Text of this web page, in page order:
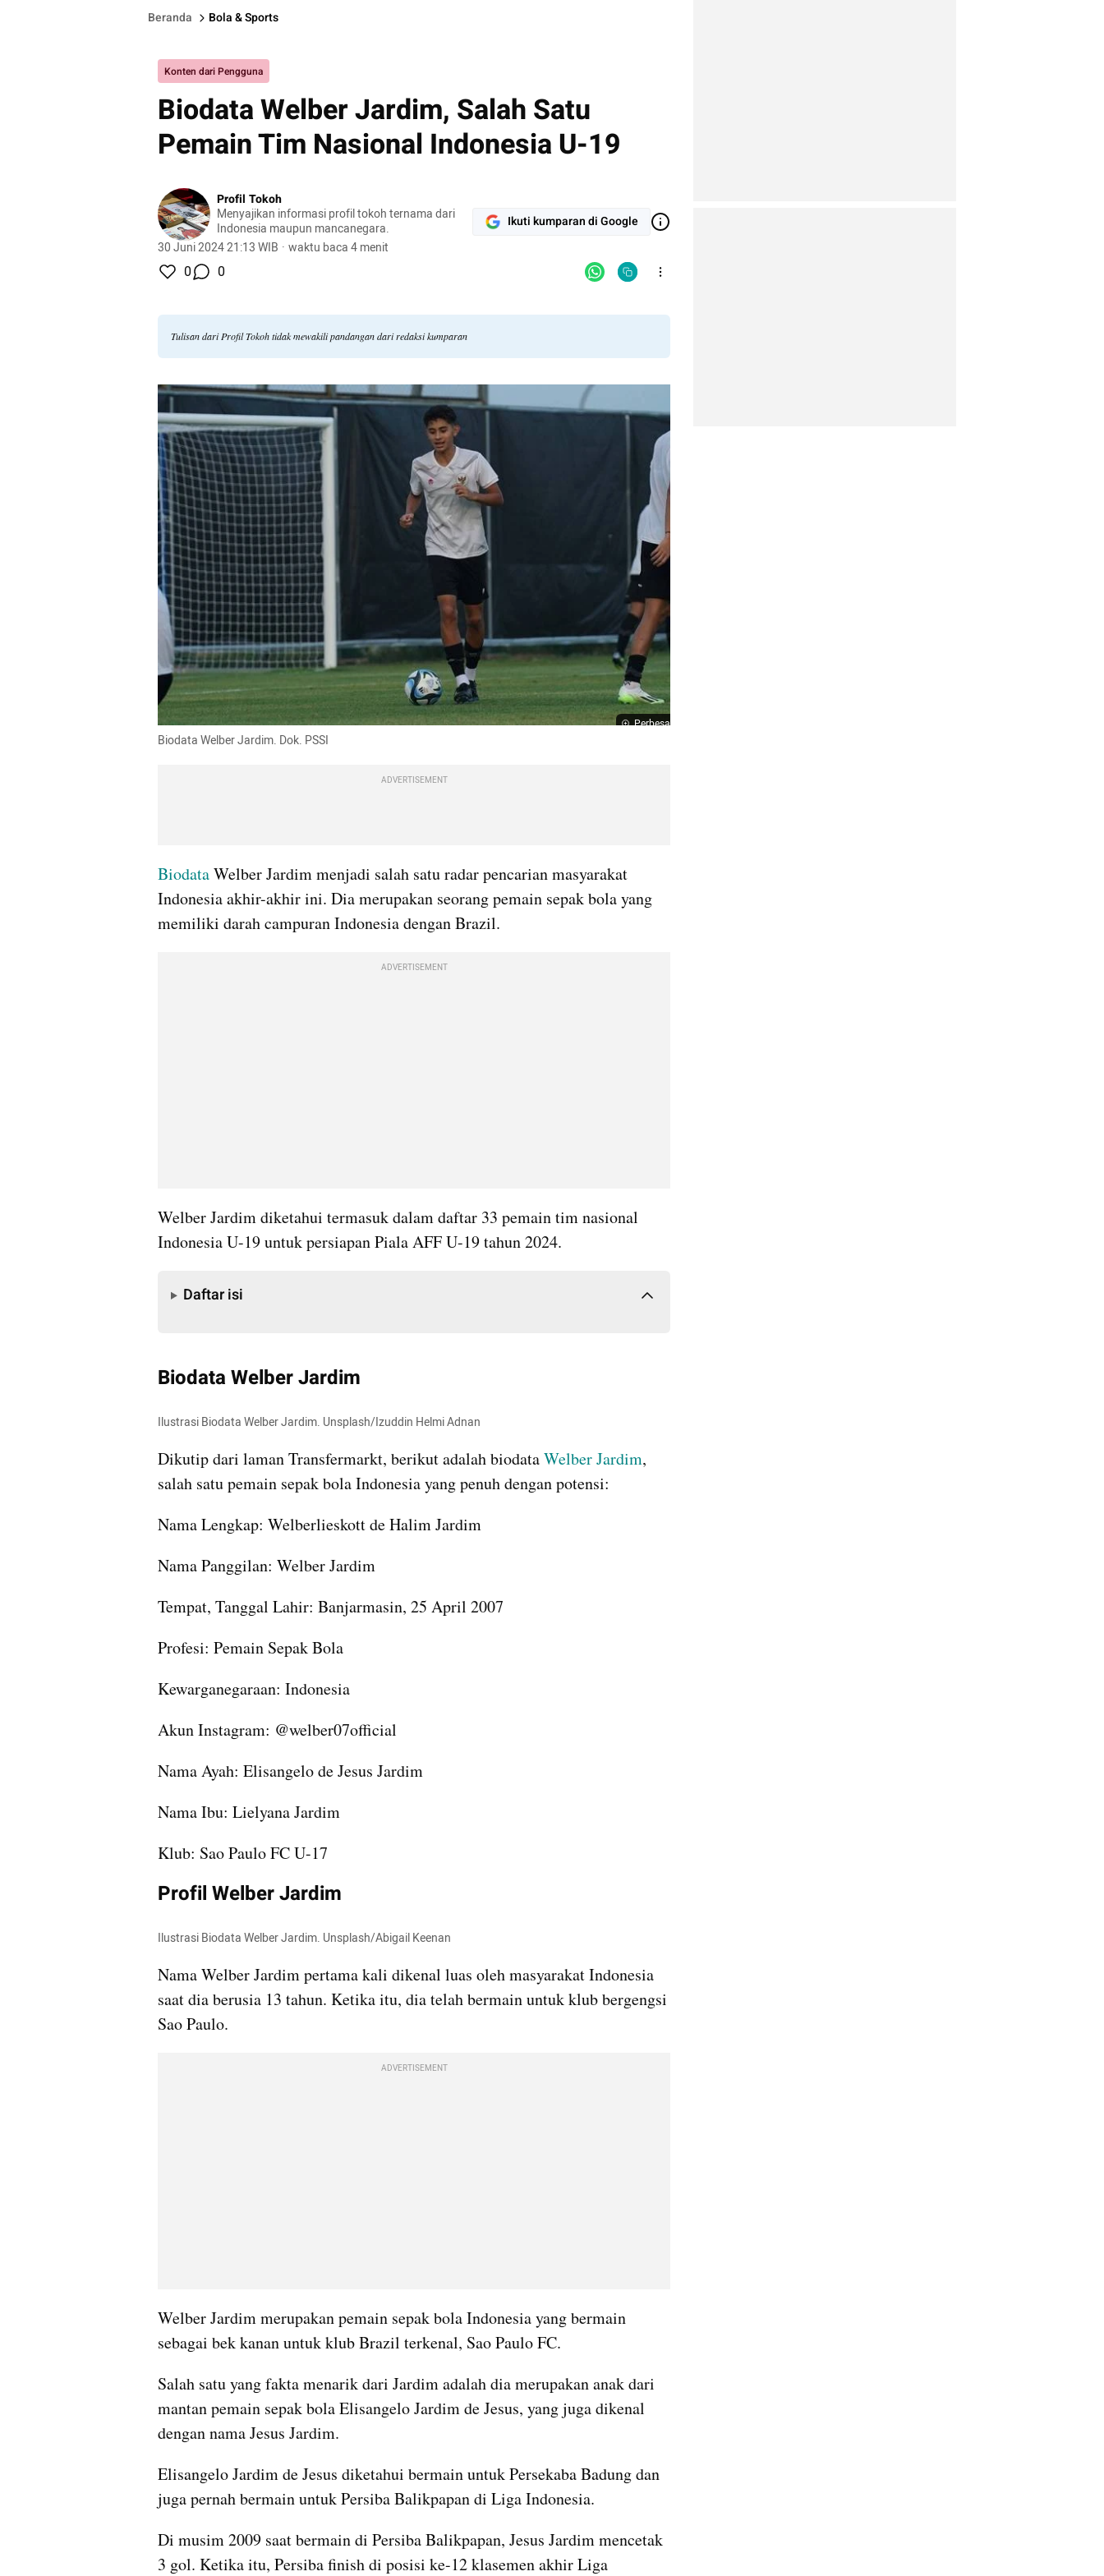
Beranda Bola & Sports
Konten dari Pengguna
Biodata Welber Jardim, Salah Satu
Pemain Tim Nasional Indonesia U-19
Profil Tokoh
Menyajikan informasi profil tokoh ternama dari
Indonesia maupun mancanegara.
30 Juni 2024 21:13 WIB · waktu baca 4 menit
Ikuti kumparan di Google
0 0
Tulisan dari Profil Tokoh tidak mewakili pandangan dari redaksi kumparan
Perbesar
Biodata Welber Jardim. Dok. PSSI
ADVERTISEMENT
Biodata Welber Jardim menjadi salah satu radar pencarian masyarakat
Indonesia akhir-akhir ini. Dia merupakan seorang pemain sepak bola yang
memiliki darah campuran Indonesia dengan Brazil.
ADVERTISEMENT
Welber Jardim diketahui termasuk dalam daftar 33 pemain tim nasional
Indonesia U-19 untuk persiapan Piala AFF U-19 tahun 2024.
Daftar isi
Biodata Welber Jardim
Ilustrasi Biodata Welber Jardim. Unsplash/Izuddin Helmi Adnan
Dikutip dari laman Transfermarkt, berikut adalah biodata Welber Jardim,
salah satu pemain sepak bola Indonesia yang penuh dengan potensi:
Nama Lengkap: Welberlieskott de Halim Jardim
Nama Panggilan: Welber Jardim
Tempat, Tanggal Lahir: Banjarmasin, 25 April 2007
Profesi: Pemain Sepak Bola
Kewarganegaraan: Indonesia
Akun Instagram: @welber07official
Nama Ayah: Elisangelo de Jesus Jardim
Nama Ibu: Lielyana Jardim
Klub: Sao Paulo FC U-17
Profil Welber Jardim
Ilustrasi Biodata Welber Jardim. Unsplash/Abigail Keenan
Nama Welber Jardim pertama kali dikenal luas oleh masyarakat Indonesia
saat dia berusia 13 tahun. Ketika itu, dia telah bermain untuk klub bergengsi
Sao Paulo.
ADVERTISEMENT
Welber Jardim merupakan pemain sepak bola Indonesia yang bermain
sebagai bek kanan untuk klub Brazil terkenal, Sao Paulo FC.
Salah satu yang fakta menarik dari Jardim adalah dia merupakan anak dari
mantan pemain sepak bola Elisangelo Jardim de Jesus, yang juga dikenal
dengan nama Jesus Jardim.
Elisangelo Jardim de Jesus diketahui bermain untuk Persekaba Badung dan
juga pernah bermain untuk Persiba Balikpapan di Liga Indonesia.
Di musim 2009 saat bermain di Persiba Balikpapan, Jesus Jardim mencetak
3 gol. Ketika itu, Persiba finish di posisi ke-12 klasemen akhir Liga